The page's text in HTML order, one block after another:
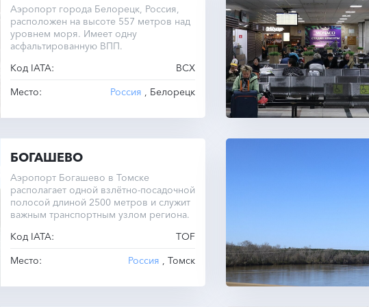
Аэропорт города Белорецк, Россия,
расположен на высоте 557 метров над
уровнем моря. Имеет одну
асфальтированную ВПП.
Код IATA:
BCX
Место:
Россия , Белорецк
БОГАШЕВО
Аэропорт Богашево в Томске
располагает одной взлётно-посадочной
полосой длиной 2500 метров и служит
важным транспортным узлом региона.
Код IATA:
TOF
Место:
Россия , Томск